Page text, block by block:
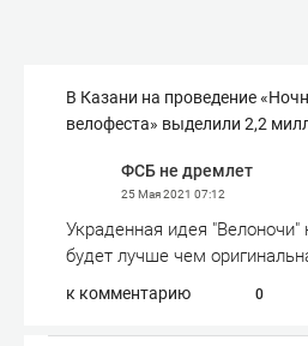
В Казани на проведение
велофеста» выделили 2,2
ФСБ не дремлет
25 Мая 2021 07:12
Украденная идея "Велоночи"
будет лучше чем
к комментарию 0